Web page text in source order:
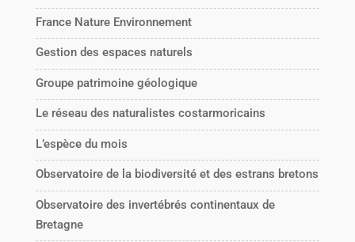
France Nature Environnement
Gestion des espaces naturels
Groupe patrimoine géologique
Le réseau des naturalistes costarmoricains
L’espèce du mois
Observatoire de la biodiversité et des estrans bretons
Observatoire des invertébrés continentaux de
Bretagne